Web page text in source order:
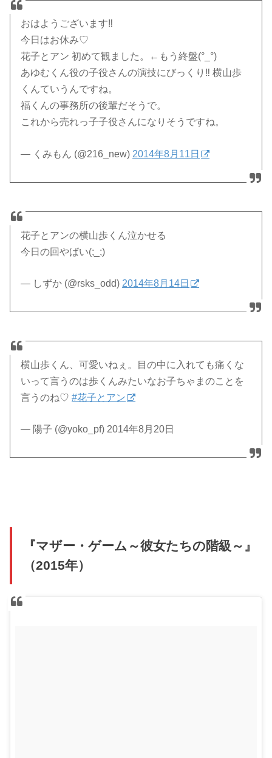
おはようございます‼︎
今日はお休み♡
花子とアン 初めて観ました。←もう終盤(°_°)
あゆむくん役の子役さんの演技にびっくり‼︎ 横山歩
くんていうんですね。
福くんの事務所の後輩だそうで。
これから売れっ子子役さんになりそうですね。
— くみもん (@216_new) 2014年8月11日
花子とアンの横山歩くん泣かせる
今日の回やばい(;_;)
— しずか (@rsks_odd) 2014年8月14日
横山歩くん、可愛いねぇ。目の中に入れても痛くな
いって言うのは歩くんみたいなお子ちゃまのことを
言うのね♡#花子とアン
— 陽子 (@yoko_pf) 2014年8月20日
『マザー・ゲーム～彼女たちの階級～』
（2015年）